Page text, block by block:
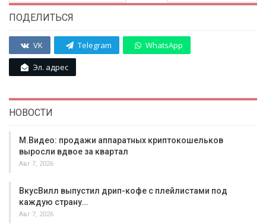
ПОДЕЛИТЬСЯ
VK Telegram WhatsApp
Эл. адрес
НОВОСТИ
М.Видео: продажи аппаратных криптокошельков
выросли вдвое за квартал
Авг 7, 2026
ВкусВилл выпустил дрип-кофе с плейлистами под
каждую страну…
Авг 7, 2026